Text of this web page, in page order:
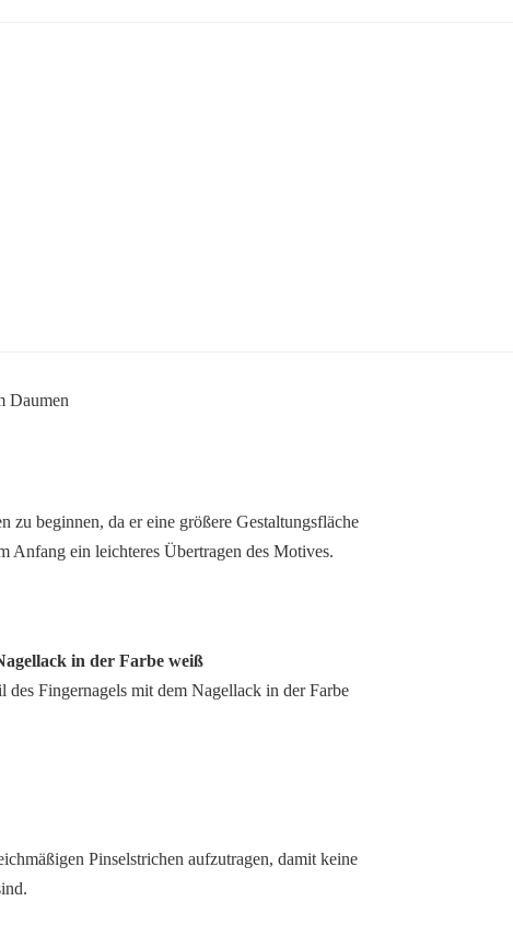
zu beginnen, da er eine größere Gestaltungsfläche
Anfang ein leichteres Übertragen des Motives.
in der Farbe weiß
des Fingernagels mit dem Nagellack in der Farbe
Pinselstrichen aufzutragen, damit keine